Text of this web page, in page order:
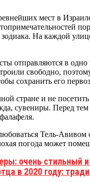
мест в
зодиака. На каждой
отправляются в
свободно,
сохранить его
стране и не
сувениры. Перед
Тель-
погода может
очень стильный
в 2020 году: